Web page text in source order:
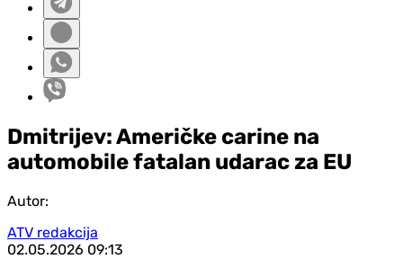
Dmitrijev: Američke carine na
automobile fatalan udarac za EU
Autor:
ATV redakcija
02.05.2026 09:13